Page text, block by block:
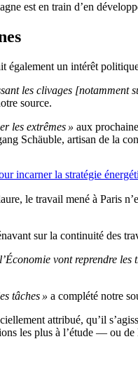
est en train d’en
également un intérêt
les clivages
source.
les extrêmes » aux
Schäuble, artisan de la
incarner la stratégie
le travail mené à Paris
sur la continuité des
vont reprendre
tâches » a complété notre
attribué, qu’il
les plus à l’étude — ou de